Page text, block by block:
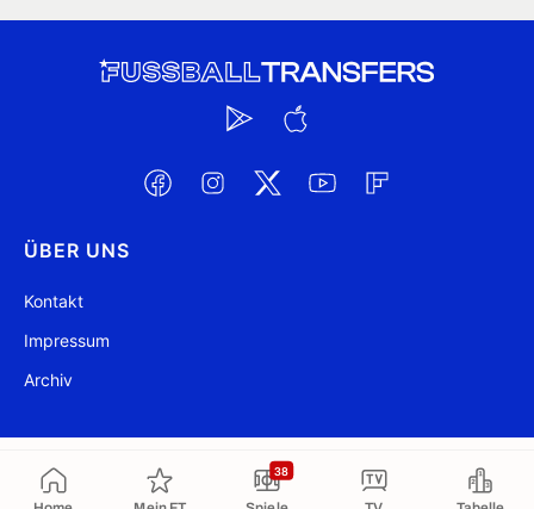
38
ÜBER UNS
Kontakt
Impressum
Archiv
@ FussballTransfers.com 2009-2026